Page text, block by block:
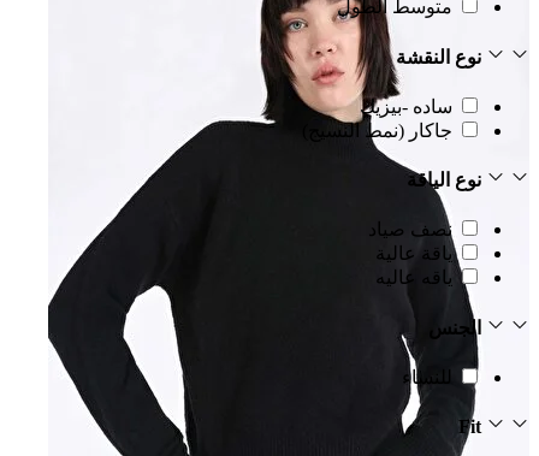
متوسط الطول
نوع النقشة
ساده -بيزيك
جاكار (نمط النسيج)
نوع الياقة
نصف صياد
ياقة عالية
ياقه عاليه
الجنس
للنساء
Fit